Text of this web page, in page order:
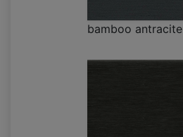
bamboo antracite